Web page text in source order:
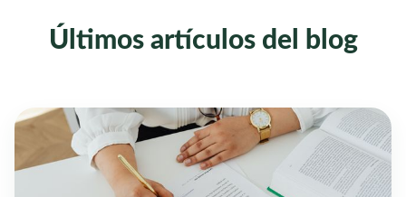
Últimos artículos del blog